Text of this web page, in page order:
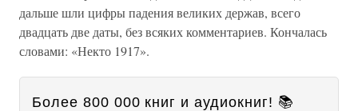
дальше шли цифры падения великих держав, всего
двадцать две даты, без всяких комментариев. Кончалась
словами: «Некто 1917».
Более 800 000 книг и аудиокниг! 📚